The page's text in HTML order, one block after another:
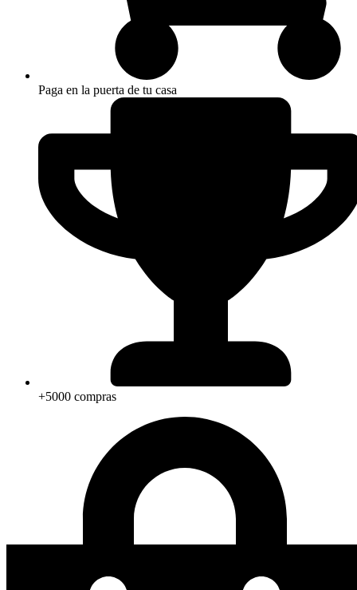
Paga en la puerta de tu casa
+5000 compras